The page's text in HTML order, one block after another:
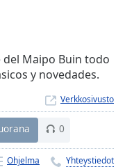
Maipo Buin todo
y novedades.
Verkkosivusto
0
Ohjelma Yhteystiedot